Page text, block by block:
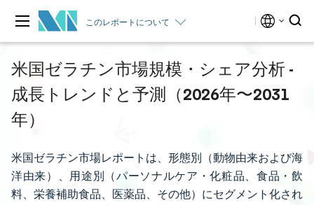
このレポートについて
米国ゼラチン市場規模・シェア分析 -
成長トレンドと予測（2026年〜2031
年）
米国ゼラチン市場レポートは、形態別（動物由来および海
洋由来）、用途別（パーソナルケア・化粧品、食品・飲
料、栄養補助食品、医薬品、その他）にセグメント化され